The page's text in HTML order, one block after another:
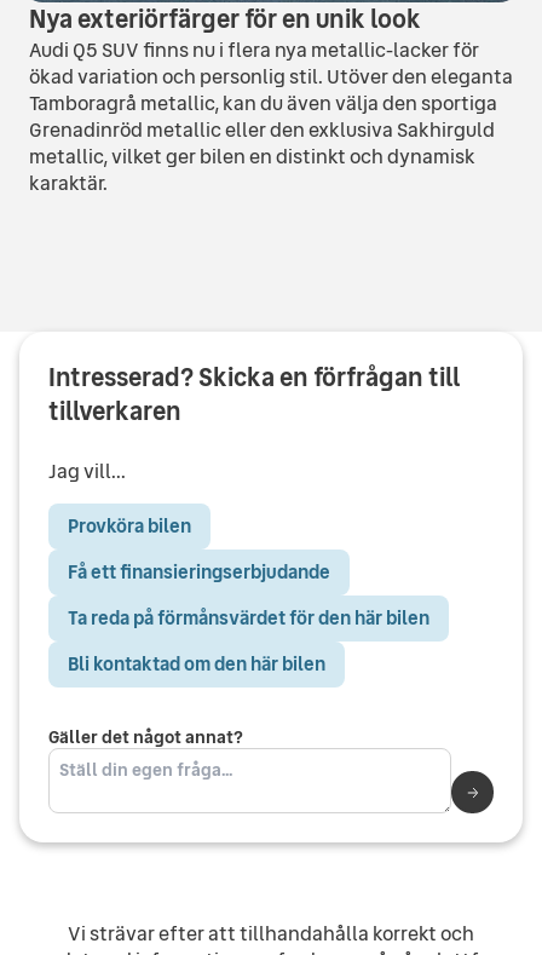
Nya exteriörfärger för en unik look
Audi Q5 SUV finns nu i flera nya metallic-lacker för
ökad variation och personlig stil. Utöver den eleganta
Tamboragrå metallic, kan du även välja den sportiga
Grenadinröd metallic eller den exklusiva Sakhirguld
metallic, vilket ger bilen en distinkt och dynamisk
karaktär.
Intresserad? Skicka en förfrågan till
tillverkaren
Jag vill...
Provköra bilen
Få ett finansieringserbjudande
Ta reda på förmånsvärdet för den här bilen
Bli kontaktad om den här bilen
Gäller det något annat?
Vi strävar efter att tillhandahålla korrekt och